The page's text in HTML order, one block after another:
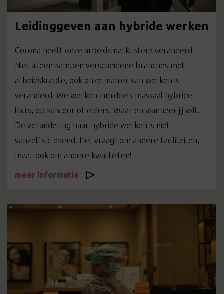
Leidinggeven aan hybride werken
Corona heeft onze arbeidsmarkt sterk veranderd.
Niet alleen kampen verscheidene branches met
arbeidskrapte, ook onze manier van werken is
veranderd. We werken inmiddels massaal hybride:
thuis, op kantoor of elders. Waar en wanneer jij wilt.
De verandering naar hybride werken is niet
vanzelfsprekend. Het vraagt om andere faciliteiten,
maar ook om andere kwaliteiten!
meer informatie